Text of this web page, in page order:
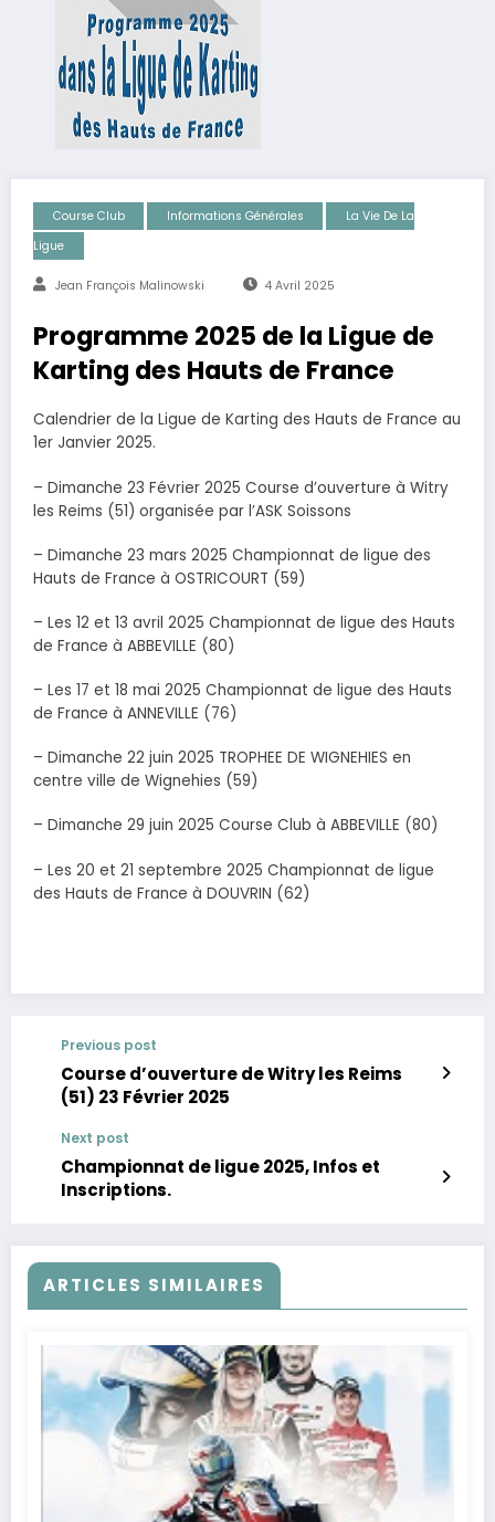
Course Club Informations Générales
La Vie De La
Ligue
Jean François Malinowski 4 Avril 2025
Programme 2025 de la Ligue de
Karting des Hauts de France
Calendrier de la Ligue de Karting des Hauts de France au
1er Janvier 2025.
– Dimanche 23 Février 2025 Course d’ouverture à Witry
les Reims (51) organisée par l’ASK Soissons
– Dimanche 23 mars 2025 Championnat de ligue des
Hauts de France à OSTRICOURT (59)
– Les 12 et 13 avril 2025 Championnat de ligue des Hauts
de France à ABBEVILLE (80)
– Les 17 et 18 mai 2025 Championnat de ligue des Hauts
de France à ANNEVILLE (76)
– Dimanche 22 juin 2025 TROPHEE DE WIGNEHIES en
centre ville de Wignehies (59)
– Dimanche 29 juin 2025 Course Club à ABBEVILLE (80)
– Les 20 et 21 septembre 2025 Championnat de ligue
des Hauts de France à DOUVRIN (62)
Previous post
Course d’ouverture de Witry les Reims
(51) 23 Février 2025
Next post
Championnat de ligue 2025, Infos et
Inscriptions.
ARTICLES SIMILAIRES